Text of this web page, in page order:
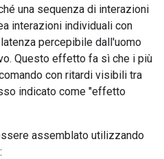
una sequenza di interazioni
interazioni individuali con
percepibile dall'uomo
Questo effetto fa sì che i più
con ritardi visibili tra
indicato come "effetto
assemblato utilizzando